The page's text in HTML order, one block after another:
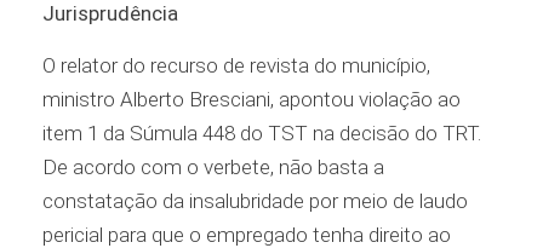
Jurisprudência
O relator do recurso de revista do município,
ministro Alberto Bresciani, apontou violação ao
item 1 da Súmula 448 do TST na decisão do TRT.
De acordo com o verbete, não basta a
constatação da insalubridade por meio de laudo
pericial para que o empregado tenha direito ao